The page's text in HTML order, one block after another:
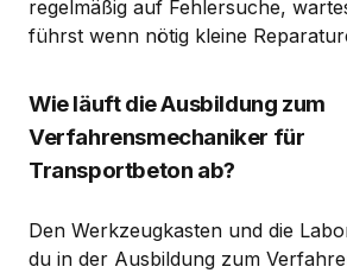
regelmäßig auf Fehlersuche,
führst wenn nötig kleine
Wie läuft die Ausbildung zum
Verfahrensmechaniker für
Transportbeton ab?
Den Werkzeugkasten und die
du in der Ausbildung zum